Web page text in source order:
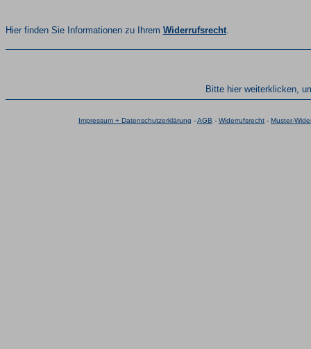
Hier finden Sie Informationen zu Ihrem Widerrufsrecht.
Bitte hier weiterklicken,
Impressum + Datenschutzerklärung -AGB - Widerrufsrecht - Muster-